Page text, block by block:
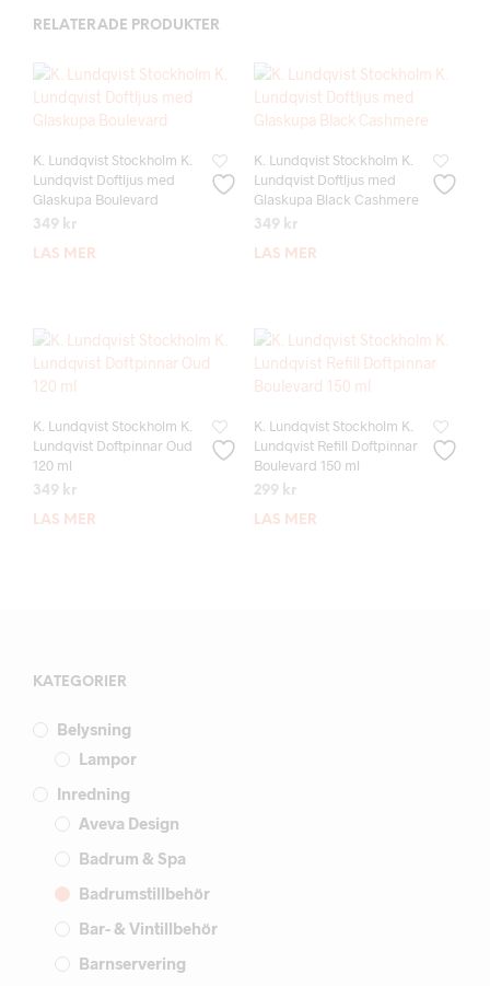
RELATERADE PRODUKTER
K. Lundqvist Stockholm K.
Lundqvist Doftljus med
Glaskupa Boulevard
349 kr
LÄS MER
K. Lundqvist Stockholm K.
Lundqvist Doftljus med
Glaskupa Black Cashmere
349 kr
LÄS MER
K. Lundqvist Stockholm K.
Lundqvist Doftpinnar Oud
120 ml
349 kr
LÄS MER
K. Lundqvist Stockholm K.
Lundqvist Refill Doftpinnar
Boulevard 150 ml
299 kr
LÄS MER
KATEGORIER
Belysning
Lampor
Inredning
Aveva Design
Badrum & Spa
Badrumstillbehör
Bar- & Vintillbehör
Barnservering